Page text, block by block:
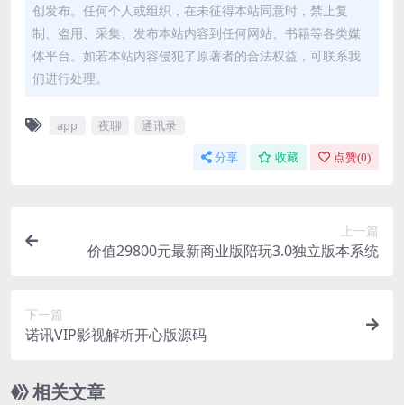
创发布。任何个人或组织，在未征得本站同意时，禁止复
制、盗用、采集、发布本站内容到任何网站、书籍等各类媒
体平台。如若本站内容侵犯了原著者的合法权益，可联系我
们进行处理。
app 夜聊 通讯录
分享 收藏 点赞(0)
上一篇
价值29800元最新商业版陪玩3.0独立版本系统
下一篇
诺讯VIP影视解析开心版源码
相关文章